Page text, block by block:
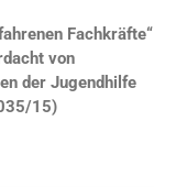
Fachkräfte“
von
der Jugendhilfe
15)